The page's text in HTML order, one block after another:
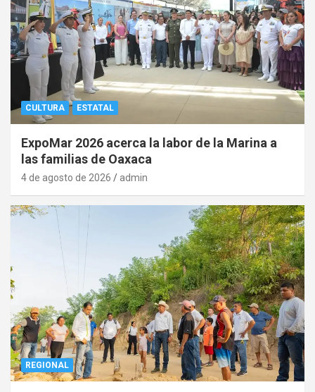
CULTURA ESTATAL
ExpoMar 2026 acerca la labor de la Marina a
las familias de Oaxaca
4 de agosto de 2026 admin
REGIONAL